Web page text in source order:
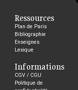
Ressources
Plan de Paris
Bibliographie
Enseignes
Lexique
Informations
CGV / CGU
Politique de